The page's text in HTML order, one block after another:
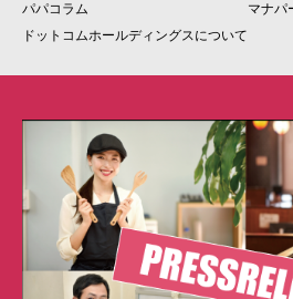
パパコラム
マナパ
ドットコムホールディングスについて